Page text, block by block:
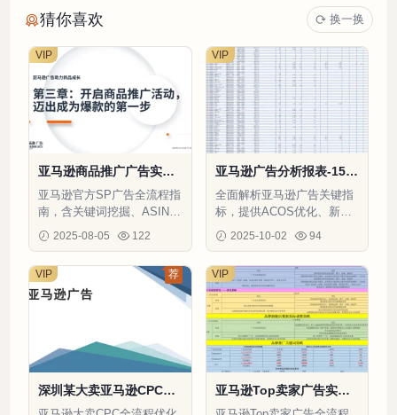
猜你喜欢 换一换
亚马逊商品推广广告实战
指南-100页
亚马逊官方SP广告全流程指
南，含关键词挖掘、ASIN定
位及大促ROAS提升122%的
实战方案
2025-08-05 122
VIP
亚马逊广告分析报表-153
4行-5个子表
全面解析亚马逊广告关键指
标，提供ACOS优化、新买
家获取和广告策略制定的数
据支撑
2025-10-02 94
VIP
深圳某大卖亚马逊CPC广
告优化大全-58页
VIP 荐
亚马逊Top卖家广告实操
策略全解析-218行-5个子
VIP